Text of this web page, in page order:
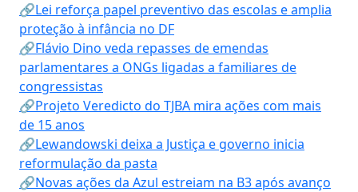
🔗Lei reforça papel preventivo das escolas e amplia
proteção à infância no DF
🔗Flávio Dino veda repasses de emendas
parlamentares a ONGs ligadas a familiares de
congressistas
🔗Projeto Veredicto do TJBA mira ações com mais
de 15 anos
🔗Lewandowski deixa a Justiça e governo inicia
reformulação da pasta
🔗Novas ações da Azul estreiam na B3 após avanço